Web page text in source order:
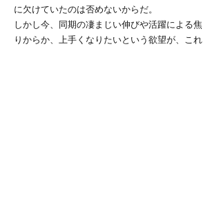
に欠けていたのは否めないからだ。
しかし今、同期の凄まじい伸びや活躍による焦
りからか、上手くなりたいという欲望が、これ